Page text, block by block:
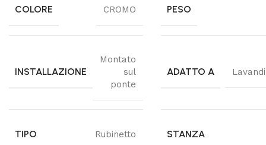
COLORE CROMO PESO
INSTALLAZIONE
Montato
sul
ponte
ADATTO A
TIPO Rubinetto STANZA